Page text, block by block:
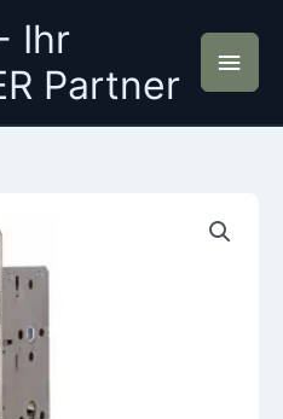
Ihr
Partner